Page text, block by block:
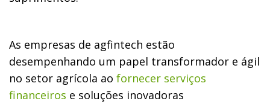
As empresas de agfintech estão
desempenhando um papel transformador e ágil
no setor agrícola ao fornecer serviços
financeiros e soluções inovadoras